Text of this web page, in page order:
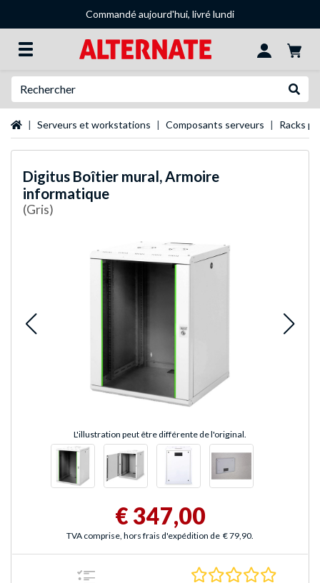
Commandé aujourd'hui, livré lundi
Page d'accueil
Serveurs et workstations Composants serveurs Racks
Digitus Boîtier mural, Armoire
informatique
(Gris)
L'illustration peut être différente de l'original.
€ 347,00
TVA comprise, hors frais d'expédition de € 79,90.